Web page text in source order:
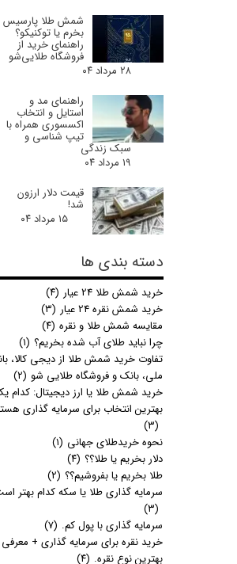
شمش طلا پارسیس
بخرم یا توکنیکو؟
راهنمای خرید از
فروشگاه طلایی‌شو
۲۸ مرداد ۰۴
راهنمای مد و
استایل و انتخاب
اکسسوری همراه با
تیپ شناسی و
سبک زندگی
۱۹ مرداد ۰۴
قیمت دلار ارزون
شد!
۱۵ مرداد ۰۴
دسته بندی ها
خرید شمش طلا 24 عیار
(۴)
خرید شمش نقره 24 عیار
(۳)
مقایسه شمش طلا و نقره (۴)
چرا نباید طلای آب شده بخریم؟ (۱)
تفاوت خرید شمش طلا از دیجی کالا،
ملی، بانک و فروشگاه طلایی شو (۲)
خرید شمش طلا یا ارز دیجیتال: کدام
بهترین انتخاب برای سرمایه گذاری
(۳)
نحوه خریدطلای جهانی (۱)
دلار بخریم یا طلا؟؟ (۴)
طلا بخریم یا بفروشیم؟؟ (۲)
سرمایه گذاری طلا یا سکه کدام بهتر
(۳)
سرمایه گذاری با پول کم. (۷)
خرید نقره برای سرمایه گذاری + معرفی
بهترین نوع نقره. (۴)